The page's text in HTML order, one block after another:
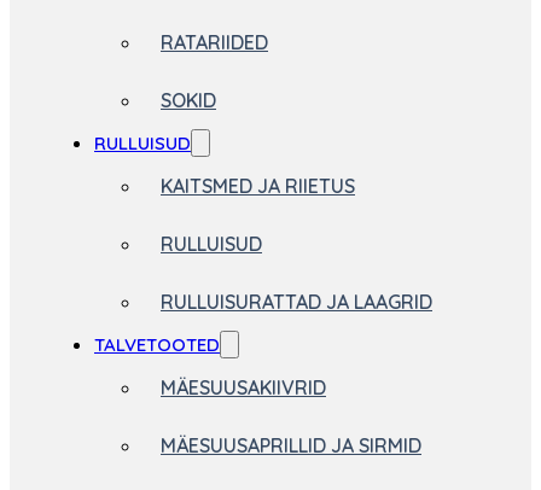
RATARIIDED
SOKID
RULLUISUD
KAITSMED JA RIIETUS
RULLUISUD
RULLUISURATTAD JA LAAGRID
TALVETOOTED
MÄESUUSAKIIVRID
MÄESUUSAPRILLID JA SIRMID